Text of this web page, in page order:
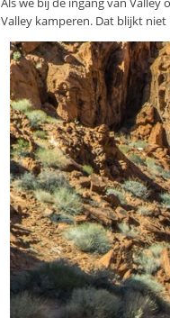
Valley kamperen. Dat blijkt niet